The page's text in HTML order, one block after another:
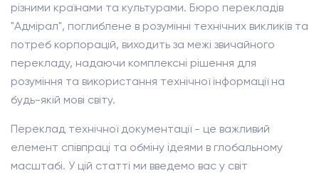
різними країнами та культурами. Бюро перекладів
"Адмірал", поглиблене в розумінні технічних викликів та
потреб корпорацій, виходить за межі звичайного
перекладу, надаючи комплексні рішення для
розуміння та використання технічної інформації на
будь-якій мові світу.
Переклад технічної документації - це важливий
елемент співпраці та обміну ідеями в глобальному
масштабі. У цій статті ми введемо вас у світ